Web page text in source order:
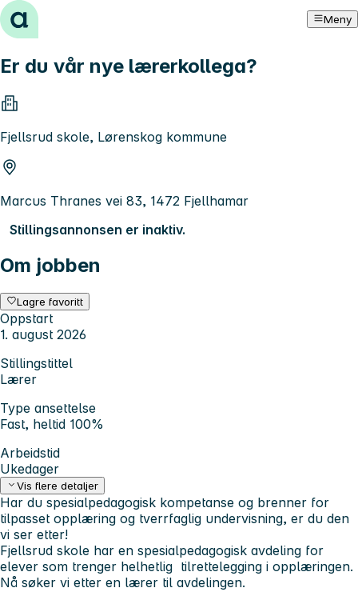
Hopp til innhold Meny
Er du vår nye lærerkollega?
Fjellsrud skole, Lørenskog kommune
Marcus Thranes vei 83, 1472 Fjellhamar
Stillingsannonsen er inaktiv.
Om jobben
Lagre favoritt
Oppstart
1. august 2026
Stillingstittel
Lærer
Type ansettelse
Fast, heltid 100%
Arbeidstid
Ukedager
Vis flere detaljer
Har du spesialpedagogisk kompetanse og brenner for
tilpasset opplæring og tverrfaglig undervisning, er du den
vi ser etter!
Fjellsrud skole har en spesialpedagogisk avdeling for
elever som trenger helhetlig tilrettelegging i opplæringen.
Nå søker vi etter en lærer til avdelingen.